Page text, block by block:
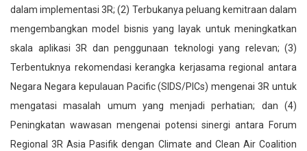
dalam implementasi 3R; (2) Terbukanya peluang kemitraan dalam
mengembangkan model bisnis yang layak untuk meningkatkan
skala aplikasi 3R dan penggunaan teknologi yang relevan; (3)
Terbentuknya rekomendasi kerangka kerjasama regional antara
Negara Negara kepulauan Pacific (SIDS/PICs) mengenai 3R untuk
mengatasi masalah umum yang menjadi perhatian; dan (4)
Peningkatan wawasan mengenai potensi sinergi antara Forum
Regional 3R Asia Pasifik dengan Climate and Clean Air Coalition